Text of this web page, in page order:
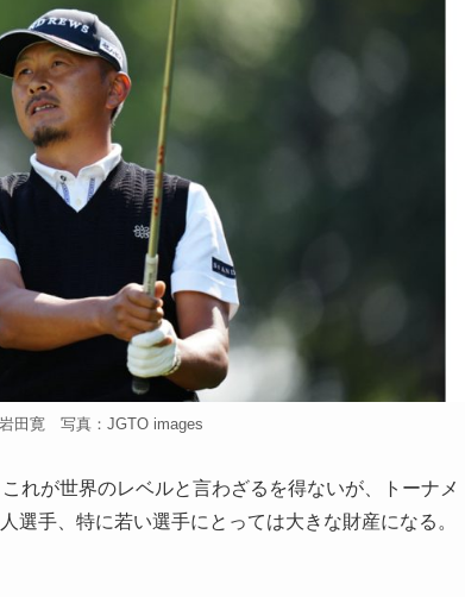
田寛 写真：JGTO images
れが世界のレベルと言わざるを得ないが、トーナメ
選手、特に若い選手にとっては大きな財産になる。